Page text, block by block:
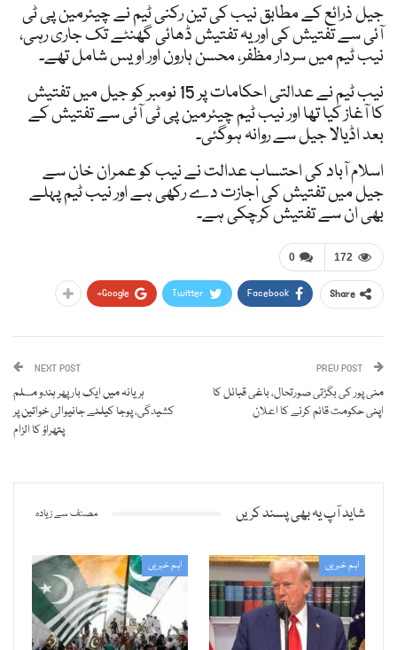
جیل ذرائع کے مطابق نیب کی تین رکنی ٹیم نے چیئرمین پی ٹی
آئی سے تفتیش کی اور یہ تفتیش ڈھائی گھنٹے تک جاری رہی،
نیب ٹیم میں سردار مظفر، محسن ہارون اور اویس شامل تھے۔
نیب ٹیم نے عدالتی احکامات پر 15 نومبر کو جیل میں تفتیش
کا آغاز کیا تھا اور نیب ٹیم چیئرمین پی ٹی آئی سے تفتیش کے
بعد اڈیالا جیل سے روانہ ہوگئی۔
اسلام آباد کی احتساب عدالت نے نیب کو عمران خان سے
جیل میں تفتیش کی اجازت دے رکھی ہے اور نیب ٹیم پہلے
بھی ان سے تفتیش کرچکی ہے۔
0 172
Share
Facebook
Twitter
Google+
منی پور کی بگڑتی صورتحال، باغی قبائل کا
اپنی حکومت قائم کرنے کا اعلان
NEXT POST
ہریانہ میں ایک بار پھر ہندو مسلم
کشیدگی، پوجا کیلئے جانیوالی خواتین پر
پتھراؤ کا الزام
شاید آپ یہ بھی پسند کریں مصنف سے زیادہ
اہم خبریں اہم خبریں